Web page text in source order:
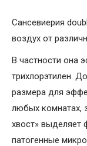
Сансевиерия
воздух от
В частности она
трихлорэтилен.
размера для
любых комнатах,
хвост»
патогенные